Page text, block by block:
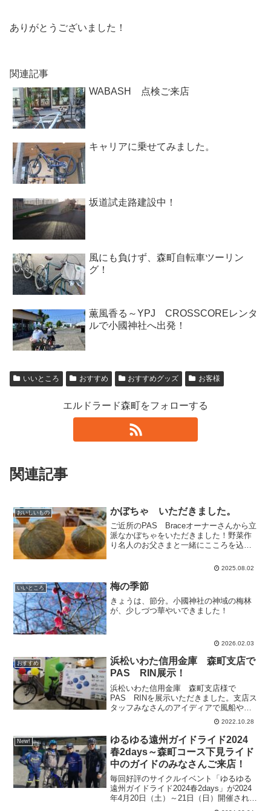
ありがとうございました！
関連記事
WABASH 点検ご来店
キャリアに乗せてみました。
坂道試走路建設中！
風にも負けず、森町自転車ツーリン
グ！
薫風香る～YPJ CROSSCOREレンタ
ルで小國神社へ出発！
いいところ おすすめ おすすめグッズ お客様
エルドラード森町をフォローする
関連記事
おいしいもの かぼちゃ いただきました。
ご近所のPAS Braceオーナーさんから立
派なかぼちゃをいただきました！野菜作
り名人のお父さまと一緒にこころを込め
2025.08.02
いいところ 梅の季節
きょうは、節分。小國神社の神域の梅林
が、少しづつ華やいできました！
2026.02.03
おすすめ
浜松いわた信用金庫 森町支店で
PAS RIN展示！
浜松いわた信用金庫 森町支店様で
PAS RINを展示いただきました。支店ス
タッフみなさんのアイディアで風船や
POPでディスプレイされ、RINが輝いて
いました。来月からいよいよ業務で森町
内のあちらこちらをＲＩＮで走られるそ
うです。PAS RI...
2022.10.28
New!
ゆるゆる遠州ガイドライド2024
春2days～森町コース下見ライド
中のガイドのみなさんご来店！
毎回好評のサイクルイベント「ゆるゆる
遠州ガイドライド2024春2days」が2024
年4月20日（土）～21日（日）開催されま
す。その森町コースの下見にガイドサイ